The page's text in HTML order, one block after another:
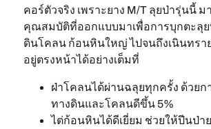
คอร์ตัวจริง เพราะยาง M/T ลุยป่ารุ่นนี้ ม
คุณสมบัติที่ออกแบบมาเพื่อการบุกตะลุย
ดินโคลน ก้อนหินใหญ่ ไปจนถึงเนินทรา
อยู่ตรงหน้าได้อย่างเต็มที่
ฝ่าโคลนได้ผ่านฉลุยทุกครั้ง ด้วยก
ทางดินและโคลนดีขึ้น 5%
ไต่ก้อนหินได้ดีเยี่ยม ช่วยให้ปีนป่